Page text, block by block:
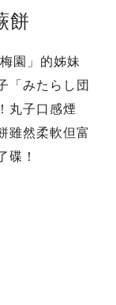
餅
園」的姊妹
「みたらし団
丸子口感煙
雖然柔軟但富
碟！